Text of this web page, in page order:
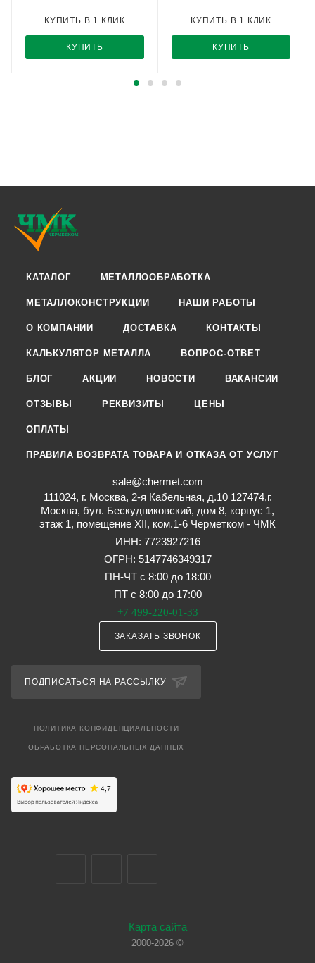
КУПИТЬ
КУПИТЬ В 1 КЛИК
КУПИТЬ
КУПИТЬ В 1 КЛИК
КАТАЛОГ МЕТАЛЛООБРАБОТКА
МЕТАЛЛОКОНСТРУКЦИИ НАШИ РАБОТЫ
О КОМПАНИИ ДОСТАВКА КОНТАКТЫ
КАЛЬКУЛЯТОР МЕТАЛЛА ВОПРОС-ОТВЕТ
БЛОГ АКЦИИ НОВОСТИ ВАКАНСИИ
ОТЗЫВЫ РЕКВИЗИТЫ ЦЕНЫ
ОПЛАТЫ
ПРАВИЛА ВОЗВРАТА ТОВАРА И ОТКАЗА ОТ УСЛУГ
sale@chermet.com
111024, г. Москва, 2-я Кабельная, д.10 127474,г.
Москва, бул. Бескудниковский, дом 8, корпус 1,
этаж 1, помещение XII, ком.1-6 Черметком - ЧМК
ИНН: 7723927216
ОГРН: 5147746349317
ПН-ЧТ с 8:00 до 18:00
ПТ с 8:00 до 17:00
+7 499-220-01-33
ЗАКАЗАТЬ ЗВОНОК
ПОДПИСАТЬСЯ НА РАССЫЛКУ
ПОЛИТИКА КОНФИДЕНЦИАЛЬНОСТИ
ОБРАБОТКА ПЕРСОНАЛЬНЫХ ДАННЫХ
Карта сайта
2000-2026 ©